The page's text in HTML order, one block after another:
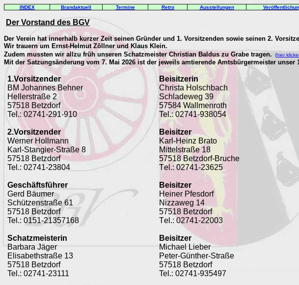
INDEX Brandaktuell Termine Retro Ausstellungen
Der Vorstand des BGV
Der Verein hat innerhalb kurzer Zeit seinen Gründer und 1. Vorsitzenden sowie seinen 2.
Wir trauern um Ernst-Helmut Zöllner und Klaus Klein.
Zudem mussten wir allzu früh unseren Schatzmeister Christian Baldus zu Grabe tragen.
(hier
Mit der Satzungsänderung vom 7. Mai 2026 ist der jeweils amtierende Amtsbürgermeister unser
1.Vorsitzender
BM Johannes Behner
Hellerstraße 2
57518 Betzdorf
Tel.: 02741-291-910
2.Vorsitzender
Werner Hollmann
Karl-Stangier-Straße 8
57518 Betzdorf
Tel.: 02741-23804
Geschäftsführer
Gerd Bäumer
Schützenstraße 61
57518 Betzdorf
Tel.: 0151-21357168
Schatzmeisterin
Barbara Jäger
Elisabethstraße 13
57518 Betzdorf
Tel.: 02741-23111
Beisitzerin
Christa Holschbach
Schladeweg 39
57584 Wallmenroth
Tel.: 02741-938054
Beisitzer
Karl-Heinz Brato
Mittelstraße 18
57518 Betzdorf-Bruche
Tel.: 02741-23625
Beisitzer
Heiner Pfesdorf
N izzaweg 14
57518 Betzdorf
Tel.: 02741-22003
Beisitzer
Michael Lieber
Peter-Günther-Straße
57518 Betzdorf
Tel.: 02741-935497